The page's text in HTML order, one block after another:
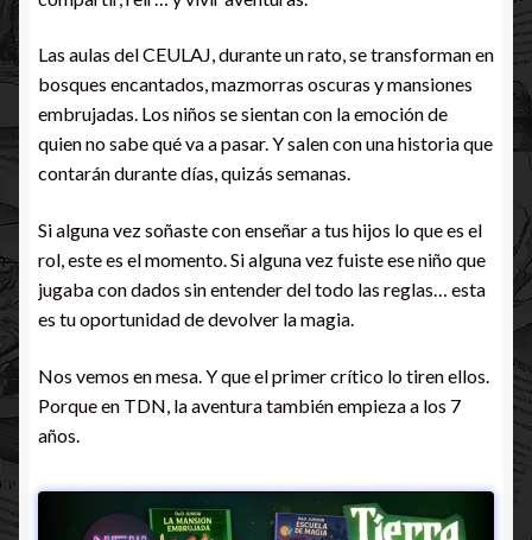
Las aulas del CEULAJ, durante un rato, se transforman en
bosques encantados, mazmorras oscuras y mansiones
embrujadas. Los niños se sientan con la emoción de
quien no sabe qué va a pasar. Y salen con una historia que
contarán durante días, quizás semanas.
Si alguna vez soñaste con enseñar a tus hijos lo que es el
rol, este es el momento. Si alguna vez fuiste ese niño que
jugaba con dados sin entender del todo las reglas… esta
es tu oportunidad de devolver la magia.
Nos vemos en mesa. Y que el primer crítico lo tiren ellos.
Porque en TDN, la aventura también empieza a los 7
años.